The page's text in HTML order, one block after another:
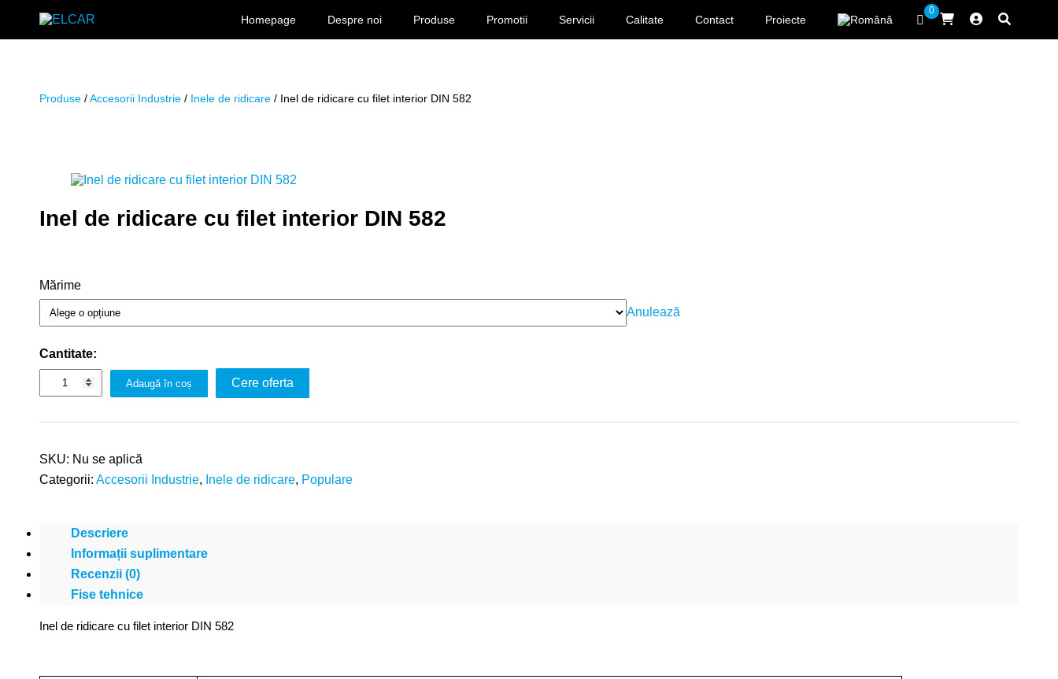
Homepage Despre noi Produse Promotii Servicii Calitate Contact Proiecte
0
Produse /Accesorii Industrie / Inele de ridicare / Inel de ridicare cu filet interior DIN 582
Inel de ridicare cu filet interior DIN 582
Mărime
Anulează
Cantitate:
Adaugă în coș Cere oferta
SKU: Nu se aplică
Categorii: Accesorii Industrie, Inele de ridicare, Populare
Descriere
Informații suplimentare
Recenzii (0)
Fise tehnice
Inel de ridicare cu filet interior DIN 582